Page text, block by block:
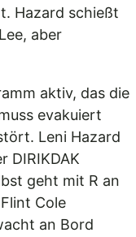
Hazard schießt
aber
aktiv, das die
evakuiert
Leni Hazard
DIRIKDAK
geht mit R an
Cole
an Bord